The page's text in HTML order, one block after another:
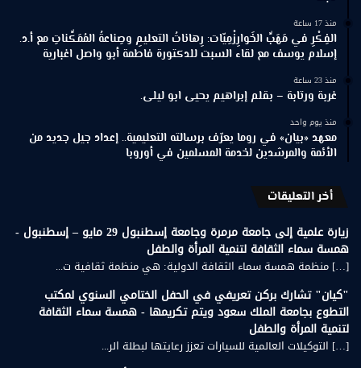
منذ 17 ساعة
الفِكْرِ في مَهَبِّ الخَوارِزْمِيّات: رِهاناتُ التعليمِ وصِناعةُ المُمَكِّناتِ مع أ.د.
إسلام يوسف مع لقاء السبت للدكتورة فاطمة أبو واصل اغبارية
منذ 23 ساعة
غربة ورتابة – بقلم إبراهيم يحيى ابو ليلى.
منذ يوم واحد
معهد «بيان» في روما يعرّف برسالته التعليمية.. إعداد جيل جديد من
الأئمة والمرشدين لخدمة المسلمين في أوروبا
أخر التعليقات
زيارة علمية إلى جامعة مرمرة وجامعة إسطنبول 29 مايو – إسطنبول -
همسة سماء الثقافة لتنمية المرأة والطفل
[…] منظمة همسة سماء الثقافة الدولية: هي منظمة ثقافية ت...
"كيان" تشارك بركن تعريفي في الحفل الختامي السنوي لمكتب
التطوع بجامعة الملك سعود ويتم تكريمها - همسة سماء الثقافة
لتنمية المرأة والطفل
[…] التوكيلات العالمية للسيارات تعزز رعايتها لبطلة الر...